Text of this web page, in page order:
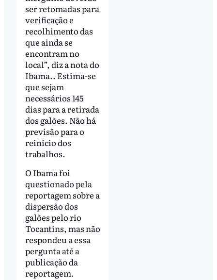
ser retomadas para
verificação e
recolhimento das
que ainda se
encontram no
local”, diz a nota do
Ibama.. Estima-se
que sejam
necessários 145
dias para a retirada
dos galões. Não há
previsão para o
reinício dos
trabalhos.
O Ibama foi
questionado pela
reportagem sobre a
dispersão dos
galões pelo rio
Tocantins, mas não
respondeu a essa
pergunta até a
publicação da
reportagem.